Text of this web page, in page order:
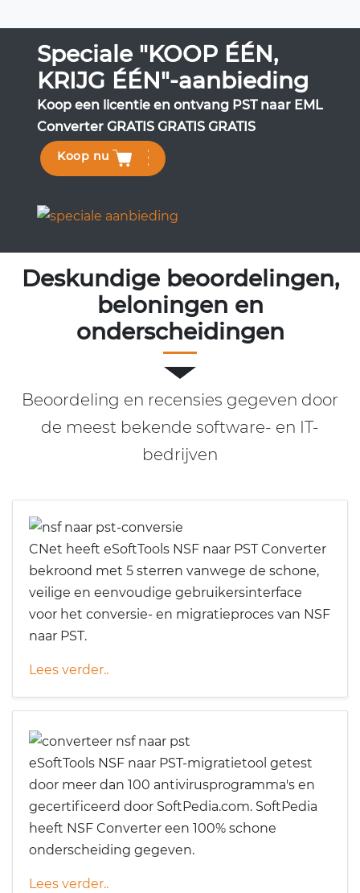
Speciale "KOOP ÉÉN,
KRIJG ÉÉN"-aanbieding
Koop een licentie en ontvang PST naar EML
Converter GRATIS GRATIS GRATIS
Koop nu
Deskundige beoordelingen,
beloningen en
onderscheidingen
Beoordeling en recensies gegeven door
de meest bekende software- en IT-
bedrijven
CNet heeft eSoftTools NSF naar PST Converter
bekroond met 5 sterren vanwege de schone,
veilige en eenvoudige gebruikersinterface
voor het conversie- en migratieproces van NSF
naar PST.
Lees verder..
eSoftTools NSF naar PST-migratietool getest
door meer dan 100 antivirusprogramma's en
gecertificeerd door SoftPedia.com. SoftPedia
heeft NSF Converter een 100% schone
onderscheiding gegeven.
Lees verder..